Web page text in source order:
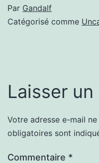
Par Gandalf
Catégorisé comme
Laisser
Votre adresse e-mail
obligatoires sont
Commentaire *